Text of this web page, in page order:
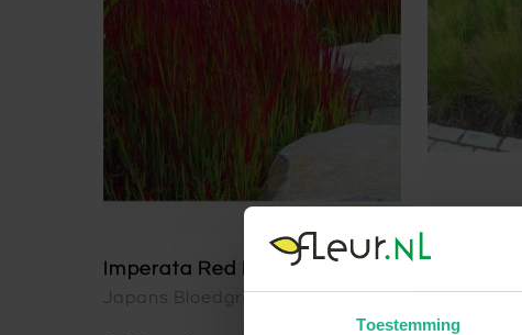
Toestemming
Imperata Red Baron
Japans Bloedgras Vedergras